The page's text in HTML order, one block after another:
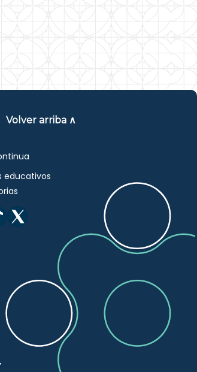
Volver arriba ∧
educativos